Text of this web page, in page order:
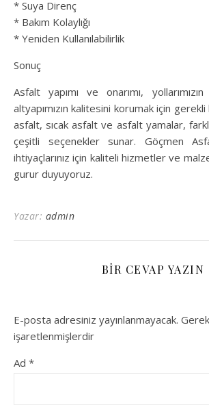
* Suya Direnç
* Bakım Kolaylığı
* Yeniden Kullanılabilirlik
Sonuç
Asfalt yapımı ve onarımı,
altyapımızın kalitesini korumak için
asfalt, sıcak asfalt ve asfalt yamalar,
çeşitli seçenekler sunar. Göçmen
ihtiyaçlarınız için kaliteli hizmetler ve
gurur duyuyoruz.
Yazar: admin
BIR CEVAP YAZIN
E-posta adresiniz yayınlanmayacak.
işaretlenmişlerdir
Ad *